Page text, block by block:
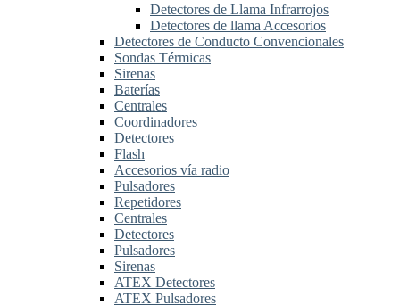
Detectores de Llama Infrarrojos
Detectores de llama Accesorios
Detectores de Conducto Convencionales
Sondas Térmicas
Sirenas
Baterías
Centrales
Coordinadores
Detectores
Flash
Accesorios vía radio
Pulsadores
Repetidores
Centrales
Detectores
Pulsadores
Sirenas
ATEX Detectores
ATEX Pulsadores